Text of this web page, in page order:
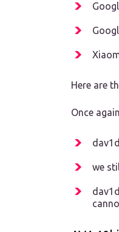
Here are
Once
we